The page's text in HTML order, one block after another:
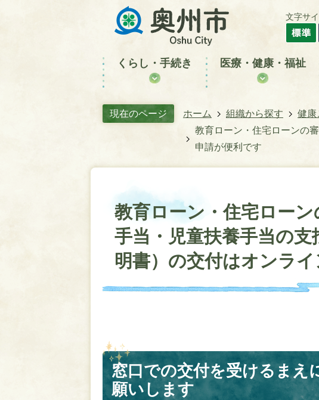
文字サ
くらし・手続き 医療・健康・福祉
現在のページ ホーム 組織から探す 健康
教育ローン・住宅ローンの
申請が便利です
教育ローン・住宅ロー
手当・児童扶養手当の
明書）の交付はオンラ
窓口での交付を受けるまえ
願いします